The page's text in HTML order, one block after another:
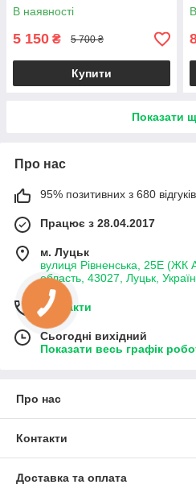
В наявності
5 150 ₴ 5 700 ₴
Купити
Показати
Про нас
95% позитивних з 680
Працює з 28.04.2017
м. Луцьк
вулиця Рівненська, 25Е (ЖК
область, 43027, Луцьк,
Контакти
Сьогодні вихідний
Показати весь графік
Про нас
Контакти
Доставка та оплата